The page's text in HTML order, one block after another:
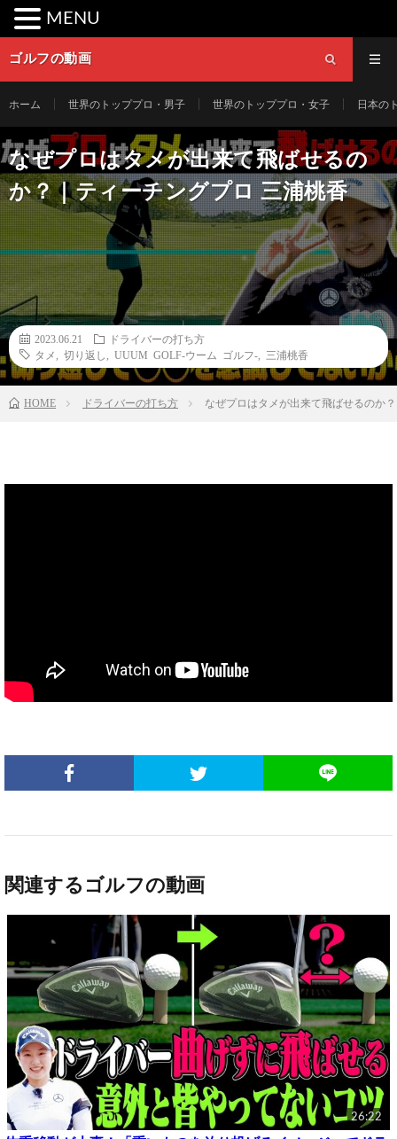
ゴルフの動画
ホーム 世界のトッププロ・男子 世界のトッププロ・女子 日本の
なぜプロはタメが出来て飛ばせるの
か？｜ティーチングプロ 三浦桃香
2023.06.21
ドライバーの打ち方
タメ
切り返し UUUM GOLF-ウーム ゴルフ- 三浦桃香
HOME ドライバーの打ち方 なぜプロはタメが出来て飛ばせるのか
関連するゴルフの動画
26:22
MENU